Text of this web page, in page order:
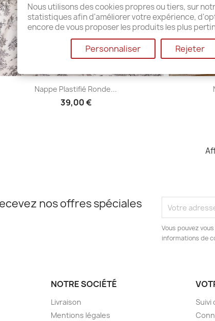
Aperçu rapide
Nappe Plastifié Ronde...
39,00 €
nos offres spéciales
Vous pouvez
informations de
NOTRE SOCIÉTÉ
Livraison
Mentions légales
Suivi
Nous utilisons des cookies propres ou tiers, sur
statistiques afin d'améliorer votre expérience,
encore de vous proposer les produits les plus
Personnaliser Rejeter